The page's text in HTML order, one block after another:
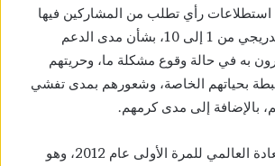
استطلاعات رأي تطلب من المشاركين فيها
الإجابة على مقياس تدريجي من 1 إلى 10، بشأن مدى الدعم
به في حالة وقوع مشكلة ما، وحريتهم
بحياتهم الخاصة، وشعورهم بمدى تفشي
بالإضافة إلى مدى كرمهم.
وتم إطلاق تقرير السعادة العالمي للمرة الأولى عام 2012، وهو